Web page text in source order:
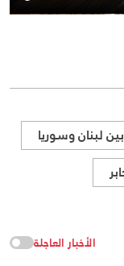
لبنان وسوريا
الأخبار العاجلة